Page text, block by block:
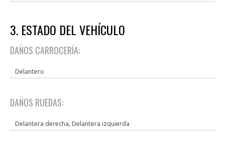
3. ESTADO DEL VEHÍCULO
DAÑOS CARROCERÍA:
Delantero
DAÑOS RUEDAS:
Delantera derecha, Delantera izquierda